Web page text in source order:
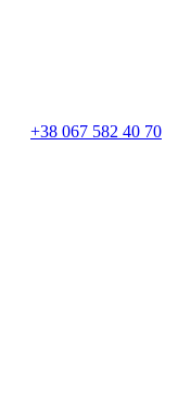
+38 067 582 40 70